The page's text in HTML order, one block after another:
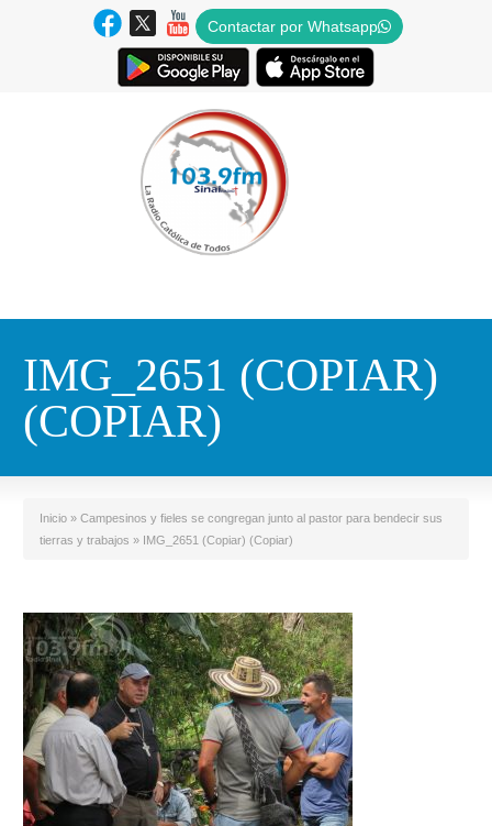
Contactar por Whatsapp
IMG_2651 (COPIAR)
(COPIAR)
Inicio » Campesinos y fieles se congregan junto al pastor para bendecir sus
tierras y trabajos » IMG_2651 (Copiar) (Copiar)